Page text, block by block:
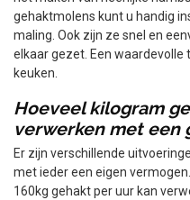
gehaktmolens kunt u handig
maling. Ook zijn ze snel en
elkaar gezet. Een
keuken.
Hoeveel kilogram
verwerken met een
Er zijn verschillende
met ieder een eigen
160kg gehakt per uur kan